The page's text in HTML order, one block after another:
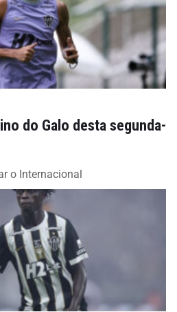
do Galo desta segunda-
o Internacional